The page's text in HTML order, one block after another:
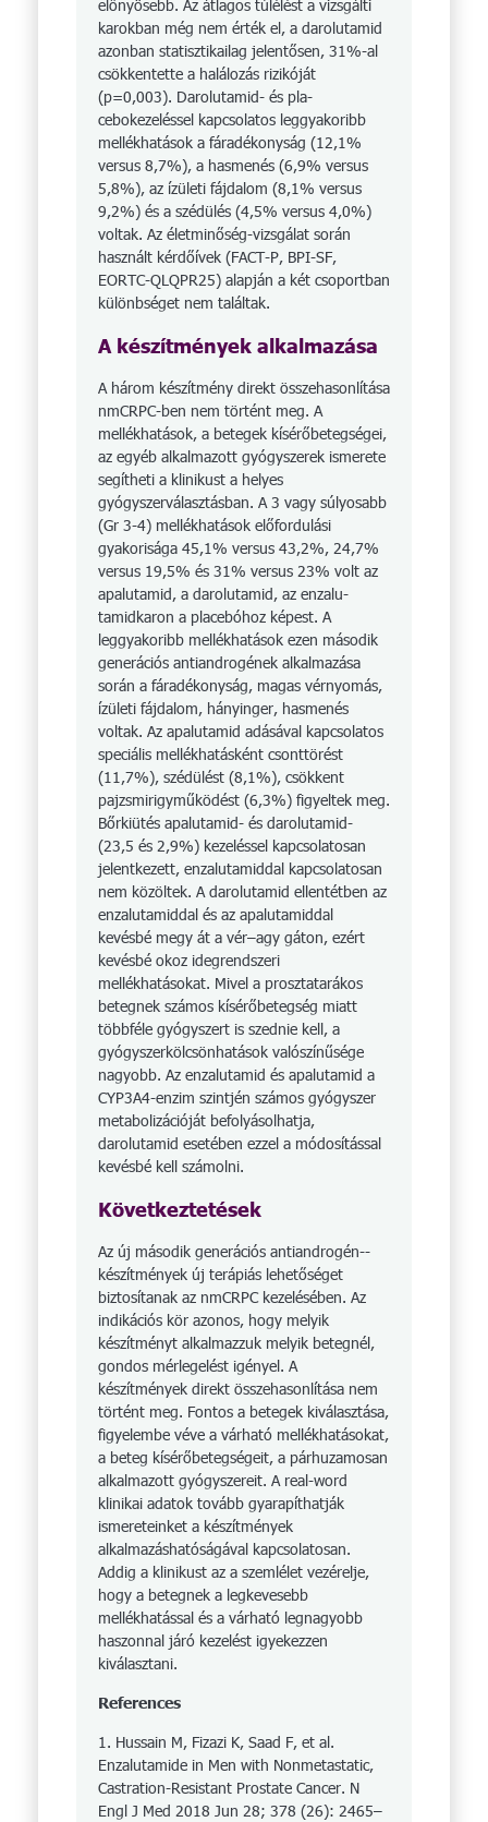
előnyösebb. Az átlagos túlélést a vizsgálti
karokban még nem érték el, a darolutamid
azonban statisztikailag jelentősen, 31%-al
csökkentette a halálozás rizikóját
(p=0,003). Daro­lutamid- és pla­
cebokezeléssel kapcsolatos leggyakoribb
mellékhatások a fáradékonyság (12,1%
versus 8,7%), a hasmenés (6,9% versus
5,8%), az ízületi fájdalom (8,1% versus
9,2%) és a szédülés (4,5% versus 4,0%)
voltak. Az életminőség-vizsgálat során
használt kérdőívek (FACT-P, BPI-SF,
EORTC-QLQPR25) alapján a két cso­portban
különbséget nem találtak.
A készítmények alkalmazása
A három készítmény direkt összehasonlítása
nmCRPC-ben nem történt meg. A
mellékhatások, a betegek kísérőbetegségei,
az egyéb alkalmazott gyógyszerek ismerete
segítheti a klinikust a helyes
gyógyszerválasztásban. A 3 vagy súlyosabb
(Gr 3-4) mel­lékhatások előfordulási
gyakorisága 45,1% versus 43,2%, 24,7%
versus 19,5% és 31% versus 23% volt az
apalutamid, a darolu­ta­mid, az enzalu­
tamidkaron a placebóhoz képest. A
leggyakoribb mellékhatások ezen második
generációs antiand­ro­gének alkalmazása
során a fáradékonyság, magas vérnyomás,
ízületi fájdalom, hányinger, hasmenés
voltak. Az apa­lutamid adásával kapcsolatos
speciális mellékhatásként csonttörést
(11,7%), szédülést (8,1%), csökkent
pajzsmirigyműködést (6,3%) figyeltek meg.
Bőrkiütés apalutamid- és daro­lu­ta­mid-
(23,5 és 2,9%) kezeléssel kapcsolatosan
jelentkezett, en­zaluta­middal kapcsolatosan
nem közöltek. A darolu­ta­mid ellentétben az
enzalutamiddal és az apa­lu­ta­middal
kevésbé megy át a vér–agy gáton, ezért
kevésbé okoz idegrendszeri
mellékhatásokat. Mivel a prosztatarákos
betegnek számos kísérőbetegség miatt
többféle gyógyszert is szednie kell, a
gyógyszerkölcsönhatások valószínűsége
nagyobb. Az enza­lu­tamid és apalutamid a
CYP3A4-enzim szintjén számos gyógyszer
metaboli­zációját befolyásolhatja,
darolutamid esetében ezzel a módosítással
kevésbé kell számolni.
Következtetések
Az új második generációs antiandro­gén-­
készítmények új terápiás lehetőséget
biztosítanak az nmCRPC kezelésében. Az
indikációs kör azonos, hogy melyik
készítményt alkalmazzuk melyik betegnél,
gondos mérlegelést igényel. A
készítmények direkt összehasonlítása nem
történt meg. Fontos a betegek kiválasztása,
figyelembe véve a várható mellékhatásokat,
a beteg kísérőbetegségeit, a párhuzamosan
alkalmazott gyógyszereit. A real-word
klinikai adatok tovább gyarapíthatják
ismereteinket a készítmények
alkalmazáshatóságával kapcsolatosan.
Addig a klinikust az a szemlélet vezérelje,
hogy a betegnek a legkevesebb
mellékhatással és a várható legnagyobb
haszonnal járó kezelést igyekezzen
kiválasztani.
References
1. Hussain M, Fizazi K, Saad F, et al.
Enzalutamide in Men with Nonmetastatic,
Castration-Resistant Prostate Cancer. N
Engl J Med 2018 Jun 28; 378 (26): 2465–